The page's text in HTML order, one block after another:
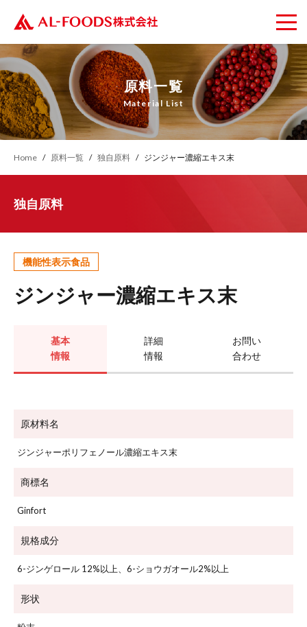
原料一覧
Material List
Home 原料一覧 独自原料 ジンジャー濃縮エキス末
独自原料
機能性表示食品
ジンジャー濃縮エキス末
基本
情報
詳細
情報
お問い
合わせ
原材料名
ジンジャーポリフェノール濃縮エキス末
商標名
Ginfort
規格成分
6-ジンゲロール 12%以上、6-ショウガオール2%以上
形状